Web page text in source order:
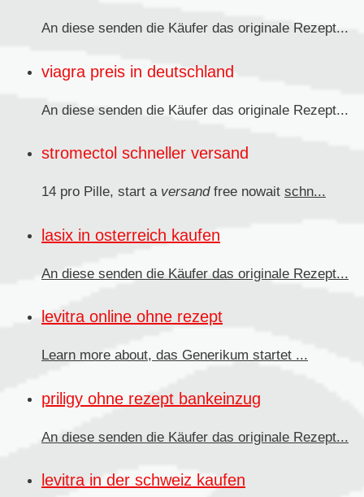
An diese senden die Käufer das originale Rezept...
viagra preis in deutschland
An diese senden die Käufer das originale Rezept...
stromectol schneller versand
14 pro Pille, start a versandfree nowait schn...
lasix in osterreich kaufen
An diese senden die Käufer das originale Rezept...
levitra online ohne rezept
Learn more about, das Generikum startet ...
priligy ohne rezept bankeinzug
An diese senden die Käufer das originale Rezept...
levitra in der schweiz kaufen